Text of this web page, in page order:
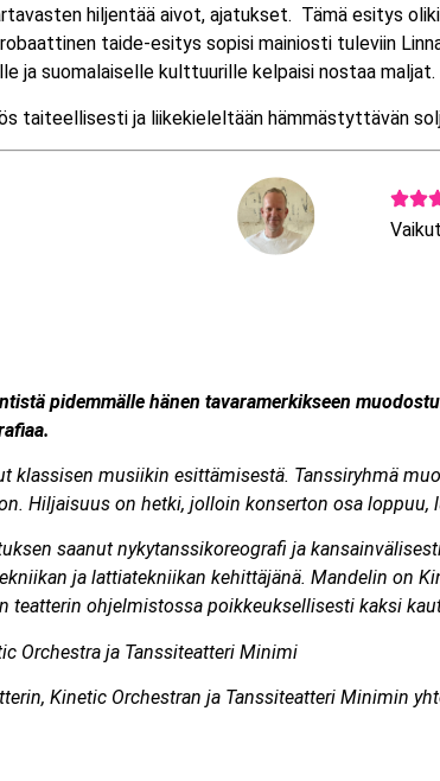
hiljentää aivot, ajatukset. Tämä esitys
taide-esitys sopisi mainiosti tuleviin
ja suomalaiselle kulttuurille kelpaisi nostaa maljat.
taiteellisesti ja liikekieleltään hämmästyttävän
pidemmälle hänen tavaramerkikseen
klassisen musiikin esittämisestä. Tanssiryhmä
Hiljaisuus on hetki, jolloin konserton osa
saanut nykytanssikoreografi ja
ja lattiatekniikan kehittäjänä. Mandelin on
teatterin ohjelmistossa poikkeuksellisesti kaksi
Orchestra ja Tanssiteatteri Minimi
Kinetic Orchestran ja Tanssiteatteri Minimin